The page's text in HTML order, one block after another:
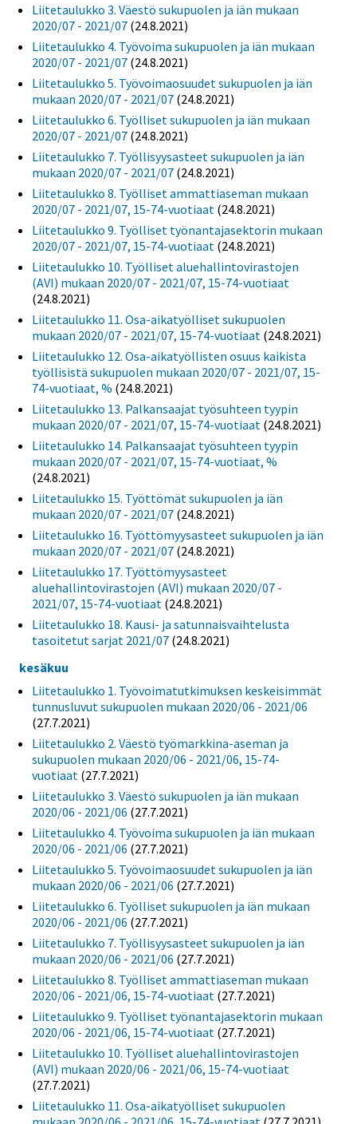
Liitetaulukko 3. Väestö sukupuolen ja iän mukaan
2020/07 - 2021/07 (24.8.2021)
Liitetaulukko 4. Työvoima sukupuolen ja iän mukaan
2020/07 - 2021/07 (24.8.2021)
Liitetaulukko 5. Työvoimaosuudet sukupuolen ja iän
mukaan 2020/07 - 2021/07 (24.8.2021)
Liitetaulukko 6. Työlliset sukupuolen ja iän mukaan
2020/07 - 2021/07 (24.8.2021)
Liitetaulukko 7. Työllisyysasteet sukupuolen ja iän
mukaan 2020/07 - 2021/07 (24.8.2021)
Liitetaulukko 8. Työlliset ammattiaseman mukaan
2020/07 - 2021/07, 15-74-vuotiaat (24.8.2021)
Liitetaulukko 9. Työlliset työnantajasektorin mukaan
2020/07 - 2021/07, 15-74-vuotiaat (24.8.2021)
Liitetaulukko 10. Työlliset aluehallintovirastojen
(AVI) mukaan 2020/07 - 2021/07, 15-74-vuotiaat
(24.8.2021)
Liitetaulukko 11. Osa-aikatyölliset sukupuolen
mukaan 2020/07 - 2021/07, 15-74-vuotiaat (24.8.2021)
Liitetaulukko 12. Osa-aikatyöllisten osuus kaikista
työllisistä sukupuolen mukaan 2020/07 - 2021/07, 15-
74-vuotiaat, % (24.8.2021)
Liitetaulukko 13. Palkansaajat työsuhteen tyypin
mukaan 2020/07 - 2021/07, 15-74-vuotiaat (24.8.2021)
Liitetaulukko 14. Palkansaajat työsuhteen tyypin
mukaan 2020/07 - 2021/07, 15-74-vuotiaat, %
(24.8.2021)
Liitetaulukko 15. Työttömät sukupuolen ja iän
mukaan 2020/07 - 2021/07 (24.8.2021)
Liitetaulukko 16. Työttömyysasteet sukupuolen ja iän
mukaan 2020/07 - 2021/07 (24.8.2021)
Liitetaulukko 17. Työttömyysasteet
aluehallintovirastojen (AVI) mukaan 2020/07 -
2021/07, 15-74-vuotiaat (24.8.2021)
Liitetaulukko 18. Kausi- ja satunnaisvaihtelusta
tasoitetut sarjat 2021/07 (24.8.2021)
kesäkuu
Liitetaulukko 1. Työvoimatutkimuksen keskeisimmät
tunnusluvut sukupuolen mukaan 2020/06 - 2021/06
(27.7.2021)
Liitetaulukko 2. Väestö työmarkkina-aseman ja
sukupuolen mukaan 2020/06 - 2021/06, 15-74-
vuotiaat (27.7.2021)
Liitetaulukko 3. Väestö sukupuolen ja iän mukaan
2020/06 - 2021/06 (27.7.2021)
Liitetaulukko 4. Työvoima sukupuolen ja iän mukaan
2020/06 - 2021/06 (27.7.2021)
Liitetaulukko 5. Työvoimaosuudet sukupuolen ja iän
mukaan 2020/06 - 2021/06 (27.7.2021)
Liitetaulukko 6. Työlliset sukupuolen ja iän mukaan
2020/06 - 2021/06 (27.7.2021)
Liitetaulukko 7. Työllisyysasteet sukupuolen ja iän
mukaan 2020/06 - 2021/06 (27.7.2021)
Liitetaulukko 8. Työlliset ammattiaseman mukaan
2020/06 - 2021/06, 15-74-vuotiaat (27.7.2021)
Liitetaulukko 9. Työlliset työnantajasektorin mukaan
2020/06 - 2021/06, 15-74-vuotiaat (27.7.2021)
Liitetaulukko 10. Työlliset aluehallintovirastojen
(AVI) mukaan 2020/06 - 2021/06, 15-74-vuotiaat
(27.7.2021)
Liitetaulukko 11. Osa-aikatyölliset sukupuolen